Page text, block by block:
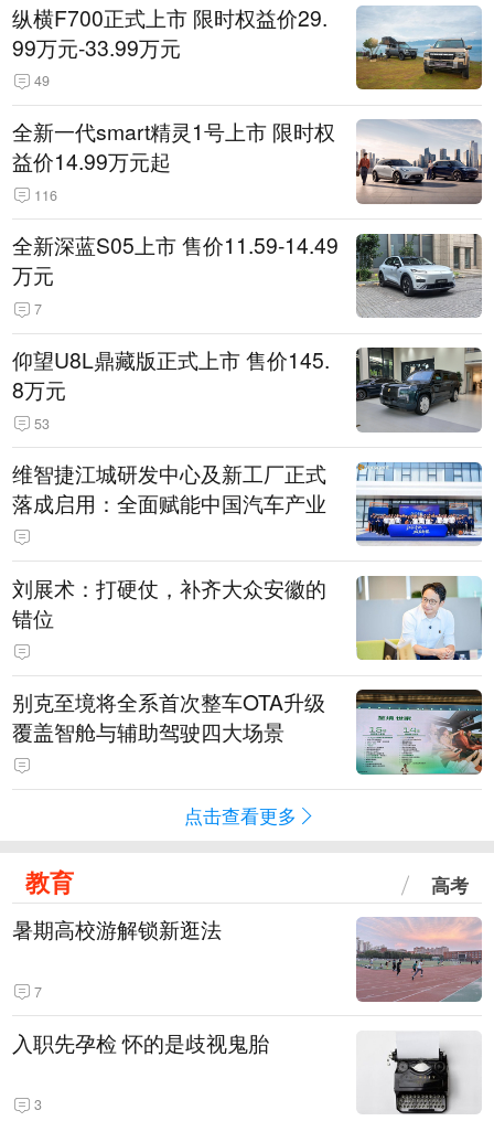
纵横F700正式上市 限时权益价29.
99万元-33.99万元
49
全新一代smart精灵1号上市 限时权
益价14.99万元起
116
全新深蓝S05上市 售价11.59-14.49
万元
7
仰望U8L鼎藏版正式上市 售价145.
8万元
53
维智捷江城研发中心及新工厂正式
落成启用：全面赋能中国汽车产业
刘展术：打硬仗，补齐大众安徽的
错位
别克至境将全系首次整车OTA升级
覆盖智舱与辅助驾驶四大场景
点击查看更多
教育 高考
暑期高校游解锁新逛法
7
入职先孕检 怀的是歧视鬼胎
3